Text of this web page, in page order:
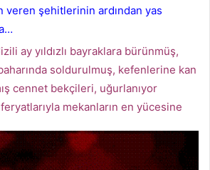
veren şehitlerinin ardından yas
ay yıldızlı bayraklara bürünmüş,
soldurulmuş, kefenlerine kan
cennet bekçileri, uğurlanıyor
feryatlarıyla mekanların en yücesine